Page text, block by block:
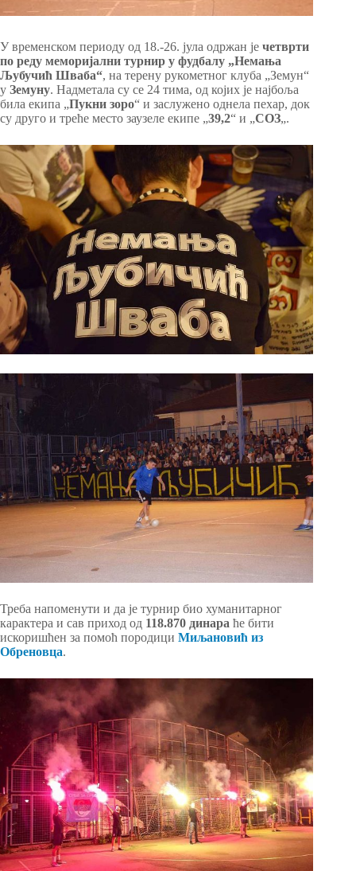
У временском периоду од 18.-26. јула одржан је четврти
по реду меморијални турнир у фудбалу „Немања
Љубучић Шваба“, на терену рукометног клуба „Земун“
у Земуну. Надметала су се 24 тима, од којих је најбоља
била екипа „Пукни зоро“ и заслужено однела пехар, док
су друго и треће место заузеле екипе „39,2“ и „СОЗ„.
Треба напоменути и да је турнир био хуманитарног
карактера и сав приход од 118.870 динара ће бити
искоришћен за помоћ породици Миљановић из
Обреновца.